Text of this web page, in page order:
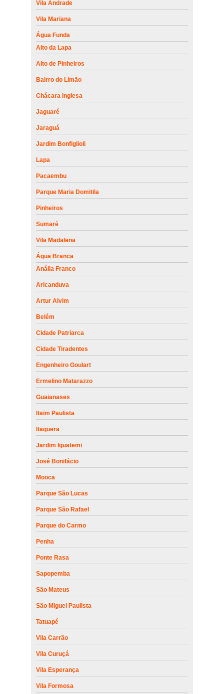
Vila Andrade
Vila Mariana
Água Funda
Alto da Lapa
Alto de Pinheiros
Bairro do Limão
Chácara Inglesa
Jaguaré
Jaraguá
Jardim Bonfiglioli
Lapa
Pacaembu
Parque Maria Domitila
Pinheiros
Sumaré
Vila Madalena
Água Branca
Anália Franco
Aricanduva
Artur Alvim
Belém
Cidade Patriarca
Cidade Tiradentes
Engenheiro Goulart
Ermelino Matarazzo
Guaianases
Itaim Paulista
Itaquera
Jardim Iguatemi
José Bonifácio
Mooca
Parque São Lucas
Parque São Rafael
Parque do Carmo
Penha
Ponte Rasa
Sapopemba
São Mateus
São Miguel Paulista
Tatuapé
Vila Carrão
Vila Curuçá
Vila Esperança
Vila Formosa